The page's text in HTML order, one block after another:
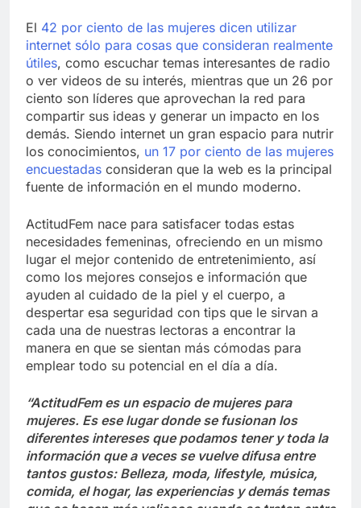
El 42 por ciento de las mujeres dicen utilizar
internet sólo para cosas que consideran realmente
útiles, como escuchar temas interesantes de radio
o ver videos de su interés, mientras que un 26 por
ciento son líderes que aprovechan la red para
compartir sus ideas y generar un impacto en los
demás. Siendo internet un gran espacio para nutrir
los conocimientos, un 17 por ciento de las mujeres
encuestadas consideran que la web es la principal
fuente de información en el mundo moderno.
ActitudFem nace para satisfacer todas estas
necesidades femeninas, ofreciendo en un mismo
lugar el mejor contenido de entretenimiento, así
como los mejores consejos e información que
ayuden al cuidado de la piel y el cuerpo, a
despertar esa seguridad con tips que le sirvan a
cada una de nuestras lectoras a encontrar la
manera en que se sientan más cómodas para
emplear todo su potencial en el día a día.
“ActitudFem es un espacio de mujeres para
mujeres. Es ese lugar donde se fusionan los
diferentes intereses que podamos tener y toda la
información que a veces se vuelve difusa entre
tantos gustos: Belleza, moda, lifestyle, música,
comida, el hogar, las experiencias y demás temas